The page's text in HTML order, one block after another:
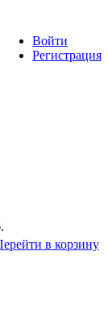
Войти
Регистрация
в корзину